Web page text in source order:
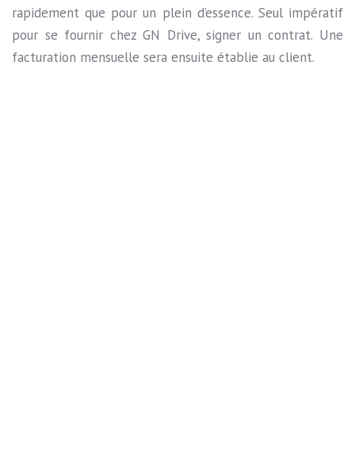
rapidement que pour un plein d’essence. Seul impératif
pour se fournir chez GN Drive, signer un contrat. Une
facturation mensuelle sera ensuite établie au client.